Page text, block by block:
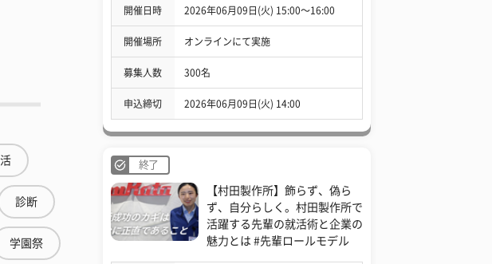
診断
学園祭
開催日時 2026年06月09日(火) 15:00〜16:00
開催場所 オンラインにて実施
募集人数 300名
申込締切 2026年06月09日(火) 14:00
終了
【村田製作所】飾らず、偽ら
ず、自分らしく。村田製作所で
活躍する先輩の就活術と企業の
魅力とは #先輩ロールモデル